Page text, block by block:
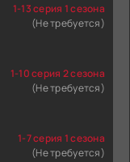
1-13 серия 1 сезона
(Не требуется)
1-10 серия 2 сезона
(Не требуется)
1-7 серия 1 сезона
(Не требуется)